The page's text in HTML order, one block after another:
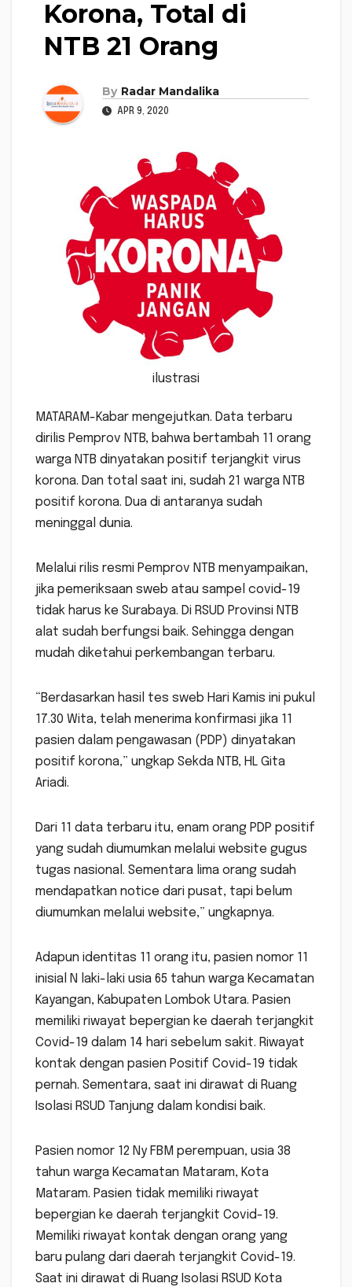
Korona, Total di
NTB 21 Orang
By Radar Mandalika
APR 9, 2020
ilustrasi
MATARAM-Kabar mengejutkan. Data terbaru
dirilis Pemprov NTB, bahwa bertambah 11 orang
warga NTB dinyatakan positif terjangkit virus
korona. Dan total saat ini, sudah 21 warga NTB
positif korona. Dua di antaranya sudah
meninggal dunia.
Melalui rilis resmi Pemprov NTB menyampaikan,
jika pemeriksaan sweb atau sampel covid-19
tidak harus ke Surabaya. Di RSUD Provinsi NTB
alat sudah berfungsi baik. Sehingga dengan
mudah diketahui perkembangan terbaru.
“Berdasarkan hasil tes sweb Hari Kamis ini pukul
17.30 Wita, telah menerima konfirmasi jika 11
pasien dalam pengawasan (PDP) dinyatakan
positif korona,” ungkap Sekda NTB, HL Gita
Ariadi.
Dari 11 data terbaru itu, enam orang PDP positif
yang sudah diumumkan melalui website gugus
tugas nasional. Sementara lima orang sudah
mendapatkan notice dari pusat, tapi belum
diumumkan melalui website,” ungkapnya.
Adapun identitas 11 orang itu, pasien nomor 11
inisial N laki-laki usia 65 tahun warga Kecamatan
Kayangan, Kabupaten Lombok Utara. Pasien
memiliki riwayat bepergian ke daerah terjangkit
Covid-19 dalam 14 hari sebelum sakit. Riwayat
kontak dengan pasien Positif Covid-19 tidak
pernah. Sementara, saat ini dirawat di Ruang
Isolasi RSUD Tanjung dalam kondisi baik.
Pasien nomor 12 Ny FBM perempuan, usia 38
tahun warga Kecamatan Mataram, Kota
Mataram. Pasien tidak memiliki riwayat
bepergian ke daerah terjangkit Covid-19.
Memiliki riwayat kontak dengan orang yang
baru pulang dari daerah terjangkit Covid-19.
Saat ini dirawat di Ruang Isolasi RSUD Kota